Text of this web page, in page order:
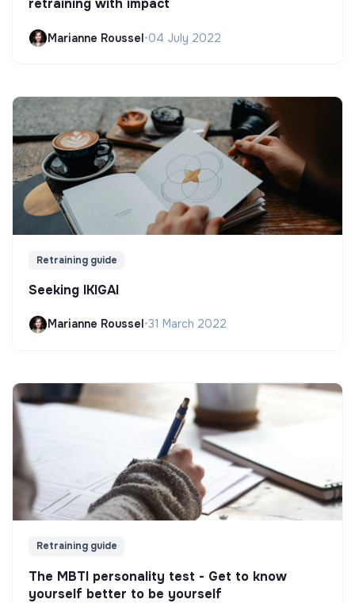
retraining with impact
Marianne Roussel•04 July 2022
Retraining guide
Seeking IKIGAI
Marianne Roussel •31 March 2022
Retraining guide
The MBTI personality test - Get to know
yourself better to be yourself